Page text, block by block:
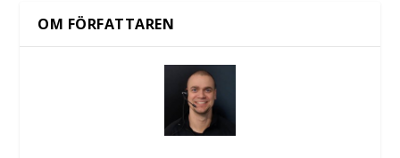
OM FÖRFATTAREN